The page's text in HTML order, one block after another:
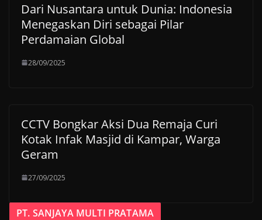
Dari Nusantara untuk Dunia: Indonesia
Menegaskan Diri sebagai Pilar
Perdamaian Global
28/09/2025
CCTV Bongkar Aksi Dua Remaja Curi
Kotak Infak Masjid di Kampar, Warga
Geram
27/09/2025
PT. SANJAYA MULTI PRATAMA